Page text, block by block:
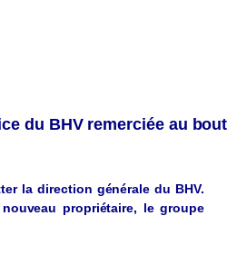
cedu BHV remerciée au bout
ladirection générale du BHV.
nouveau propriétaire, legroupe